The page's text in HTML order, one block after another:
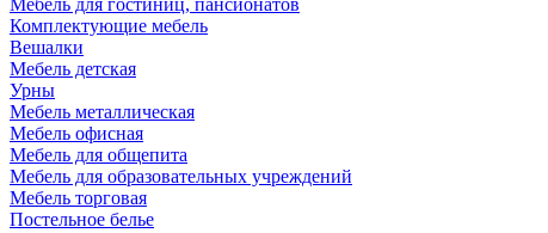
Мебель для гостиниц, пансионатов
Комплектующие мебель
Вешалки
Мебель детская
Урны
Мебель металлическая
Мебель офисная
Мебель для общепита
Мебель для образовательных учреждений
Мебель торговая
Постельное белье